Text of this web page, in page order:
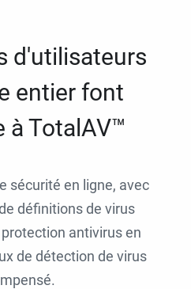
d'utilisateurs
entier font
à TotalAV™
sécurité en ligne, avec
définitions de virus
antivirus en
de détection de virus